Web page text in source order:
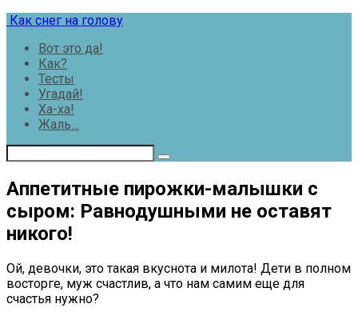
Перейти
контенту
Как снег на голову
Вот это да!
Как?
Тесты
Угадай!
Ха-ха!
Жаль…
Аппетитные пирожки-малышки с
сыром: Равнодушными не оставят
никого!
Ой, девочки, это такая вкуснота и милота! Дети в полном
восторге, муж счастлив, а что нам самим еще для
счастья нужно?